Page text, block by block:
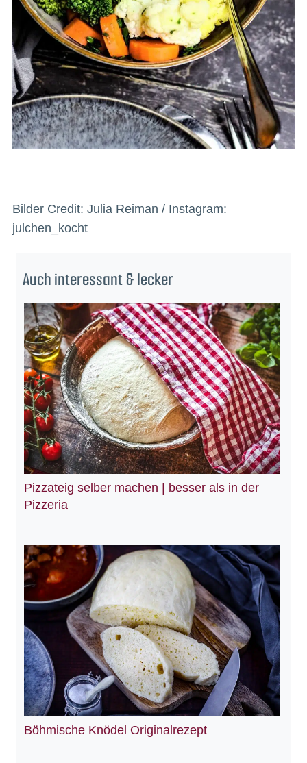
Bilder Credit: Julia Reiman / Instagram:
julchen_kocht
Auch interessant & lecker
Pizzateig selber machen | besser als in der
Pizzeria
Böhmische Knödel Originalrezept